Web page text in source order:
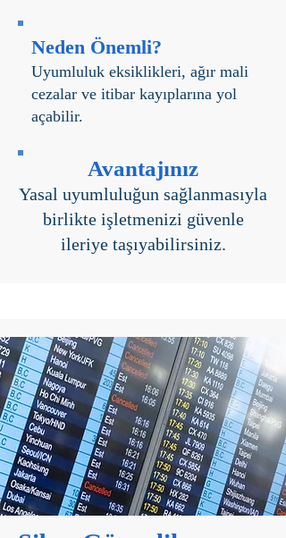
Neden Önemli?
Uyumluluk eksiklikleri, ağır mali
cezalar ve itibar kayıplarına yol
açabilir.
Avantajınız
Yasal uyumluluğun sağlanmasıyla
birlikte işletmenizi güvenle
ileriye taşıyabilirsiniz.